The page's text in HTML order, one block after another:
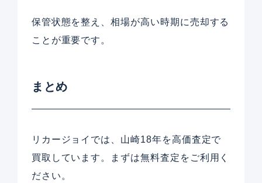
保管状態を整え、相場が高い時期に売却する
ことが重要です。
まとめ
リカージョイでは、山崎18年を高価査定で
買取しています。まずは無料査定をご利用く
ださい。